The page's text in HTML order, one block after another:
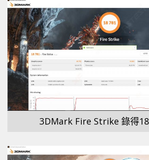
3DMark Fire Strike 錄得